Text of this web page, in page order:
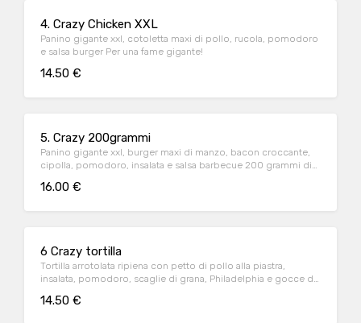
4. Crazy Chicken XXL
Panino gigante xxl, cotoletta maxi di pollo, rucola, pomodoro
e salsa burger Per una fame gigante!
14.50 €
5. Crazy 200grammi
Panino gigante xxl, burger maxi di manzo, bacon croccante,
cipolla, pomodoro, insalata e salsa barbecue 200 grammi di
16.00 €
6 Crazy tortilla
Tortilla arrotolata ripiena con petto di pollo alla piastra,
insalata, pomodoro, scaglie di grana, Philadelphia e gocce di
14.50 €